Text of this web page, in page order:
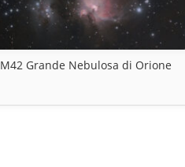
M42 Grande Nebulosa di Orione